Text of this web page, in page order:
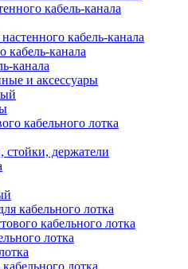
кабель-канала
кабель-канала
кабель-канала
канала
и аксессуары
кабельного лотка
держатели
кабельного лотка
кабельного лотка
лотка
лотка